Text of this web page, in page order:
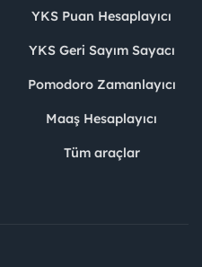
YKS Puan Hesaplayıcı
YKS Geri Sayım Sayacı
Pomodoro Zamanlayıcı
Maaş Hesaplayıcı
Tüm araçlar